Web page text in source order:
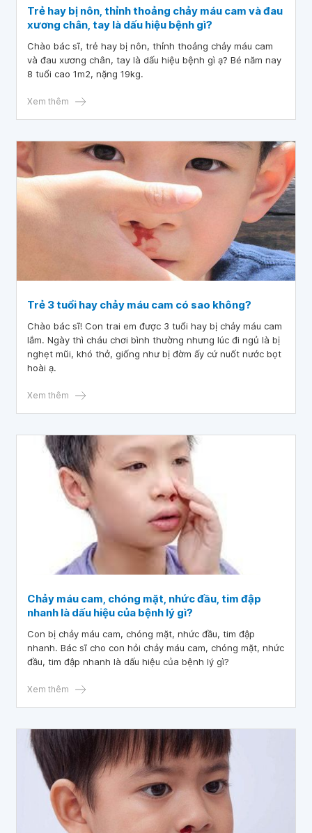
Trẻ hay bị nôn, thỉnh thoảng chảy máu cam và đau
xương chân, tay là dấu hiệu bệnh gì?
Chào bác sĩ, trẻ hay bị nôn, thỉnh thoảng chảy máu cam
và đau xương chân, tay là dấu hiệu bệnh gì ạ? Bé năm nay
8 tuổi cao 1m2, nặng 19kg.
Xem thêm
Trẻ 3 tuổi hay chảy máu cam có sao không?
Chào bác sĩ! Con trai em được 3 tuổi hay bị chảy máu cam
lắm. Ngày thì cháu chơi bình thường nhưng lúc đi ngủ là bị
nghẹt mũi, khó thở, giống như bị đờm ấy cứ nuốt nước bọt
hoài ạ.
Xem thêm
Chảy máu cam, chóng mặt, nhức đầu, tim đập
nhanh là dấu hiệu của bệnh lý gì?
Con bị chảy máu cam, chóng mặt, nhức đầu, tim đập
nhanh. Bác sĩ cho con hỏi chảy máu cam, chóng mặt, nhức
đầu, tim đập nhanh là dấu hiệu của bệnh lý gì?
Xem thêm